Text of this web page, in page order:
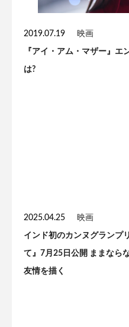
2019.07.19 映画
『アイ・アム・マザー』エ
は?
2025.04.25 映画
インド初のカンヌグランプ
て』7月25日公開 ままなら
友情を描く